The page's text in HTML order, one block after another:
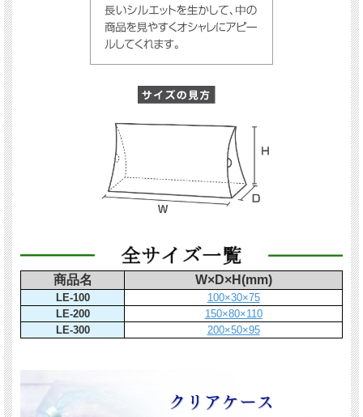
商品名 W×D×H(mm)
LE-100
100×30×75
LE-200
150×80×110
LE-300
200×50×95